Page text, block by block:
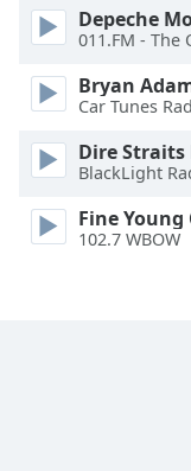
Modal
Dialog
End
dialog
Depeche
011.FM - The
Bryan
Car Tunes
Dire Straits
BlackLight
Fine
102.7 WBOW